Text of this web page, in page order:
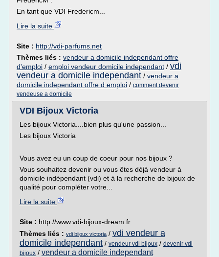
En tant que VDI Fredericm...
Lire la suite
Site : http://vdi-parfums.net
Thèmes liés : vendeur a domicile independant offre
d'emploi / emploi vendeur domicile independant / vdi
vendeur a domicile independant / vendeur a
domicile independant offre d emploi / comment devenir
vendeuse a domicile
VDI Bijoux Victoria
Les bijoux Victoria....bien plus qu'une passion...
Les bijoux Victoria
Vous avez eu un coup de coeur pour nos bijoux ?
Vous souhaitez devenir ou vous êtes déjà vendeur à
domicile indépendant (vdi) et à la recherche de bijoux de
qualité pour compléter votre...
Lire la suite
Site : http://www.vdi-bijoux-dream.fr
Thèmes liés : vdi bijoux victoria / vdi vendeur a
domicile independant / vendeur vdi bijoux / devenir vdi
bijoux / vendeur a domicile independant